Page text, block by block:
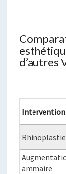
d’autres
Intervention
Rhinoplastie
ammaire